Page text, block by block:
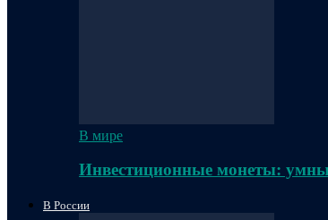
В мире
Инвестиционные монеты:
В России